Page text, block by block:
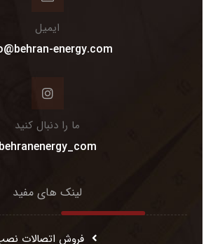
ایمیل
energy.com
ما را دنبال کنید
behranenergy_com
لینک های مفید
فروش اتصالات